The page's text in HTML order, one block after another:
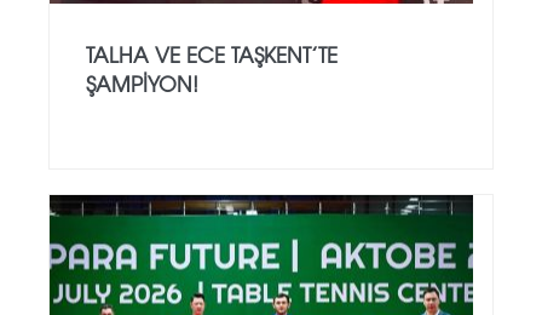
TALHA VE ECE TAŞKENT’TE
ŞAMPIYON!